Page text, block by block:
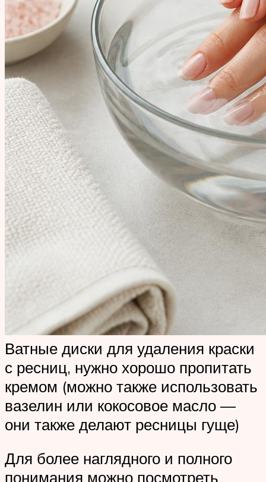
Ватные диски для удаления краски
с ресниц, нужно хорошо пропитать
кремом (можно также использовать
вазелин или кокосовое масло —
они также делают ресницы гуще)
Для более наглядного и полного
понимания можно посмотреть